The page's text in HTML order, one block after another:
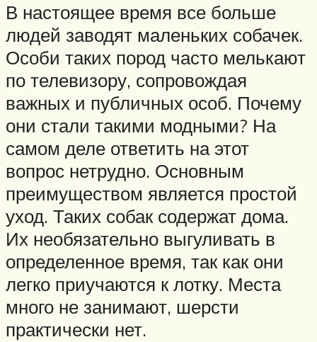
В настоящее время все больше
людей заводят маленьких собачек.
Особи таких пород часто мелькают
по телевизору, сопровождая
важных и публичных особ. Почему
они стали такими модными? На
самом деле ответить на этот
вопрос нетрудно. Основным
преимуществом является простой
уход. Таких собак содержат дома.
Их необязательно выгуливать в
определенное время, так как они
легко приучаются к лотку. Места
много не занимают, шерсти
практически нет.